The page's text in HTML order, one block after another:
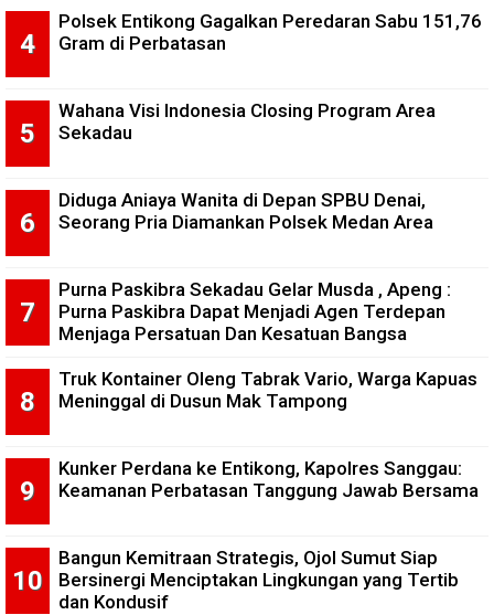
Polsek Entikong Gagalkan Peredaran Sabu 151,76
Gram di Perbatasan
Wahana Visi Indonesia Closing Program Area
Sekadau
Diduga Aniaya Wanita di Depan SPBU Denai,
Seorang Pria Diamankan Polsek Medan Area
Purna Paskibra Sekadau Gelar Musda , Apeng :
Purna Paskibra Dapat Menjadi Agen Terdepan
Menjaga Persatuan Dan Kesatuan Bangsa
Truk Kontainer Oleng Tabrak Vario, Warga Kapuas
Meninggal di Dusun Mak Tampong
Kunker Perdana ke Entikong, Kapolres Sanggau:
Keamanan Perbatasan Tanggung Jawab Bersama
Bangun Kemitraan Strategis, Ojol Sumut Siap
Bersinergi Menciptakan Lingkungan yang Tertib
dan Kondusif